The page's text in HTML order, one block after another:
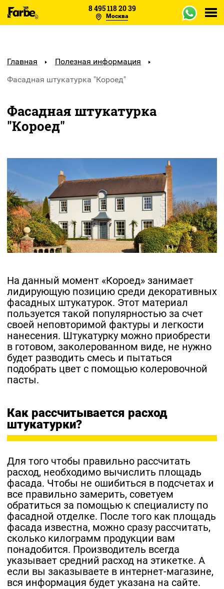
Москва
8 495 118 20 39
Объекты
Образцы
Отзывы
Оплата
Сертификаты
Доставка
Контакты
Главная
Полезная информация
Фасадная штукатурка "Короед"
Фасадная штукатурка
"Короед"
На данный момент «Короед» занимает
лидирующую позицию среди декоративных
фасадных штукатурок. Этот материал
пользуется такой популярностью за счет
своей неповторимой фактуры и легкости
нанесения. Штукатурку можно приобрести
в готовом, заколерованном виде, не нужно
будет разводить смесь и пытаться
подобрать цвет с помощью колеровочной
пасты.
Как рассчитывается расход
штукатурки?
Для того чтобы правильно рассчитать
расход, необходимо вычислить площадь
фасада. Чтобы не ошибиться в подсчетах и
все правильно замерить, советуем
обратиться за помощью к специалисту по
фасадной отделке. После того как площадь
фасада известна, можно сразу рассчитать,
сколько килограмм продукции вам
понадобится. Производитель всегда
указывает средний расход на этикетке. А
если вы заказываете в интернет-магазине,
вся информация будет указана на сайте.